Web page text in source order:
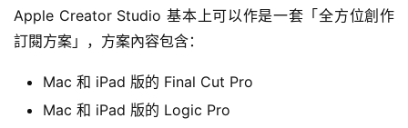
Apple Creator Studio 基本上可以作是一套「全方位創作
訂閱方案」，方案內容包含：
Mac 和 iPad 版的 Final Cut Pro
Mac 和 iPad 版的 Logic Pro